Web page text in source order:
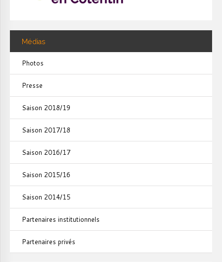
Médias
Photos
Presse
Saison 2018/19
Saison 2017/18
Saison 2016/17
Saison 2015/16
Saison 2014/15
Partenaires institutionnels
Partenaires privés